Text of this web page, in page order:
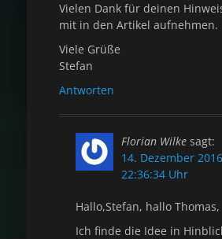
Vielen Dank für deinen
mit in den Artikel aufnehmen.
Viele Grüße
Stefan
Antworten
Florian Wilke sagt:
14. Dezember
22:36:34 Uhr
Hallo,Stefan, hallo Thomas,
Ich finde die Idee in